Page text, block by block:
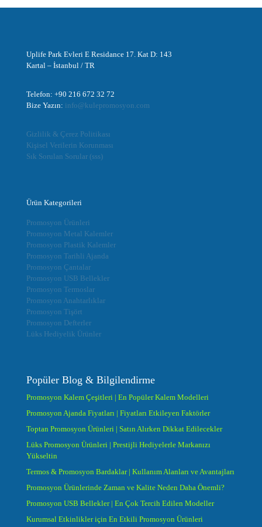
Uplife Park Evleri E Residance 17. Kat D: 143
Kartal – İstanbul / TR
Telefon: +90 216 672 32 72
Bize Yazın: info@kulepromosyon.com
Gizlilik & Çerez Politikası
Kişisel Verilerin Korunması
Sık Sorulan Sorular (sss)
Ürün Kategorileri
Promosyon Ürünleri
Promosyon Metal Kalemler
Promosyon Plastik Kalemler
Promosyon Tarihli Ajanda
Promosyon Çantalar
Promosyon USB Bellekler
Promosyon Termoslar
Promosyon Anahtarlıklar
Promosyon Tişört
Promosyon Defterler
Lüks Hediyelik Ürünler
Popüler Blog & Bilgilendirme
Promosyon Kalem Çeşitleri | En Popüler Kalem Modelleri
Promosyon Ajanda Fiyatları | Fiyatları Etkileyen Faktörler
Toptan Promosyon Ürünleri | Satın Alırken Dikkat Edilecekler
Lüks Promosyon Ürünleri | Prestijli Hediyelerle Markanızı
Yükseltin
Termos & Promosyon Bardaklar | Kullanım Alanları ve Avantajları
Promosyon Ürünlerinde Zaman ve Kalite Neden Daha Önemli?
Promosyon USB Bellekler | En Çok Tercih Edilen Modeller
Kurumsal Etkinlikler için En Etkili Promosyon Ürünleri